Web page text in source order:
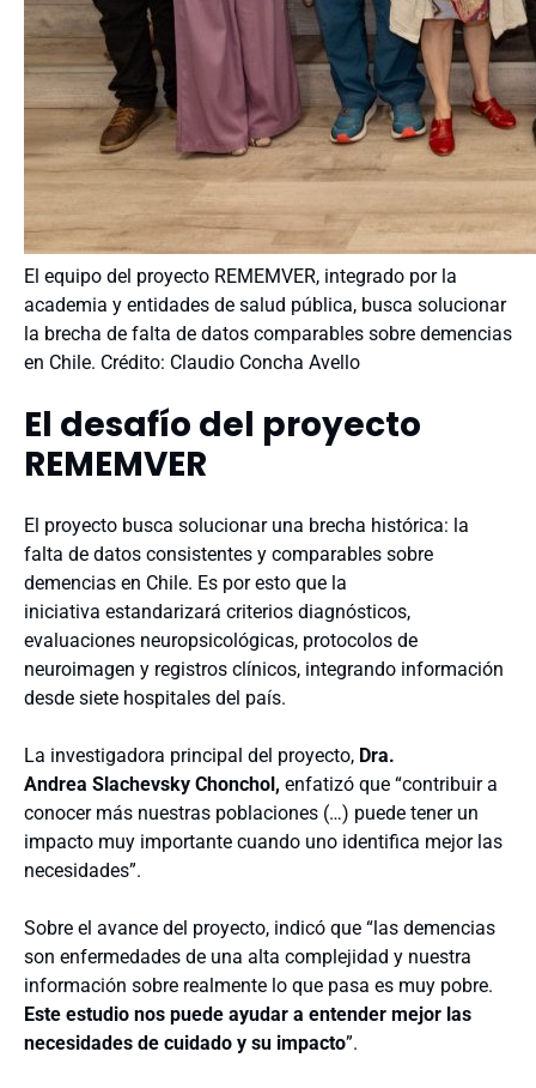
El equipo del proyecto REMEMVER, integrado por la
academia y entidades de salud pública, busca solucionar
la brecha de falta de datos comparables sobre demencias
en Chile. Crédito: Claudio Concha Avello
El desafío del proyecto
REMEMVER
El proyecto busca solucionar una brecha histórica: la
falta de datos consistentes y comparables sobre
demencias en Chile. Es por esto que la
iniciativa estandarizará criterios diagnósticos,
evaluaciones neuropsicológicas, protocolos de
neuroimagen y registros clínicos, integrando información
desde siete hospitales del país.
La investigadora principal del proyecto, Dra.
Andrea Slachevsky Chonchol, enfatizó que “contribuir a
conocer más nuestras poblaciones (…) puede tener un
impacto muy importante cuando uno identifica mejor las
necesidades”.
Sobre el avance del proyecto, indicó que “las demencias
son enfermedades de una alta complejidad y nuestra
información sobre realmente lo que pasa es muy pobre.
Este estudio nos puede ayudar a entender mejor las
necesidades de cuidado y su impacto”.